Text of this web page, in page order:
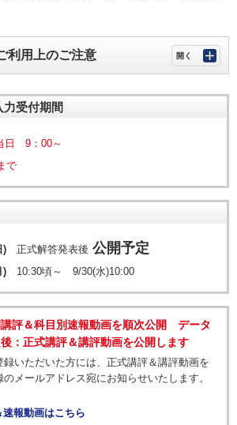
利用上のご注意
受付期間
日 9：00～
で
) 正式解答発表後 公開予定
) 10:30頃～ 9/30(水)10:00
評＆科目別速報動画を順次公開 データ
：正式講評＆講評動画を公開します
いただいた方には、正式講評＆講評動画を
メールアドレス宛にお知らせいたします。
報動画はこちら